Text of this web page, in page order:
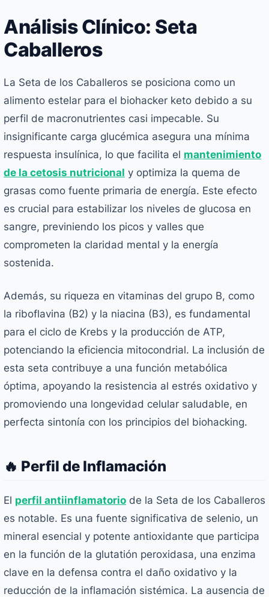
Análisis Clínico: Seta
Caballeros
La Seta de los Caballeros se posiciona como un
alimento estelar para el biohacker keto debido a su
perfil de macronutrientes casi impecable. Su
insignificante carga glucémica asegura una mínima
respuesta insulínica, lo que facilita el mantenimiento
de la cetosis nutricional y optimiza la quema de
grasas como fuente primaria de energía. Este efecto
es crucial para estabilizar los niveles de glucosa en
sangre, previniendo los picos y valles que
comprometen la claridad mental y la energía
sostenida.
Además, su riqueza en vitaminas del grupo B, como
la riboflavina (B2) y la niacina (B3), es fundamental
para el ciclo de Krebs y la producción de ATP,
potenciando la eficiencia mitocondrial. La inclusión de
esta seta contribuye a una función metabólica
óptima, apoyando la resistencia al estrés oxidativo y
promoviendo una longevidad celular saludable, en
perfecta sintonía con los principios del biohacking.
🔥 Perfil de Inflamación
El perfil antiinflamatorio de la Seta de los Caballeros
es notable. Es una fuente significativa de selenio, un
mineral esencial y potente antioxidante que participa
en la función de la glutatión peroxidasa, una enzima
clave en la defensa contra el daño oxidativo y la
reducción de la inflamación sistémica. La ausencia de